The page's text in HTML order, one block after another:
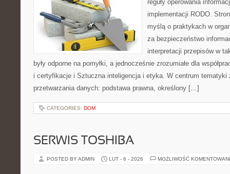
reguły operowania
implementacji RODO.
myślą o praktykach w
za bezpieczeństwo
interpretacji przepisów w
były odporne na pomyłki, a jednocześnie zrozumiałe dla
i certyfikacje i Sztuczna inteligencja i etyka. W centrum tematyki
przetwarzania danych: podstawa prawna, określony […]
CATEGORIES: DOM
SERWIS TOSHIBA
POSTED BY ADMIN LUT - 6 - 2026 MOŻLIWOŚĆ